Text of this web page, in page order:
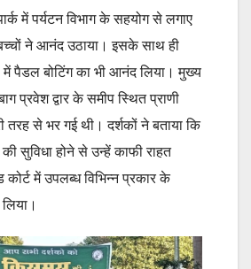
में पर्यटन विभाग के सहयोग से लगाए
ने आनंद उठाया। इसके साथ ही
में पैडल बोटिंग का भी आनंद लिया। मुख्य
प्रवेश द्वार के समीप स्थित प्राणी
तरह से भर गई थी। दर्शकों ने बताया कि
की सुविधा होने से उन्हें काफी राहत
में उपलब्ध विभिन्न प्रकार के